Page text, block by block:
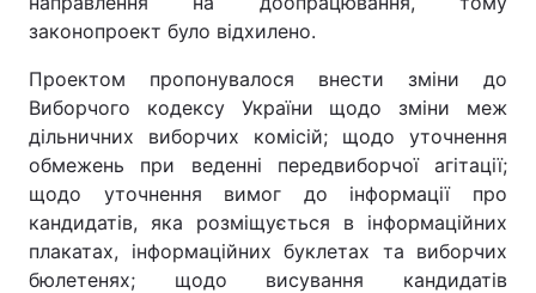
законопроект було відхилено.
Проектом пропонувалося внести зміни до
Виборчого кодексу України щодо зміни меж
дільничних виборчих комісій; щодо уточнення
обмежень при веденні передвиборчої агітації;
щодо уточнення вимог до інформації про
кандидатів, яка розміщується в інформаційних
плакатах, інформаційних буклетах та виборчих
бюлетенях; щодо висування кандидатів